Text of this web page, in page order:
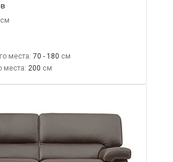
места: 70 - 180
места: 200